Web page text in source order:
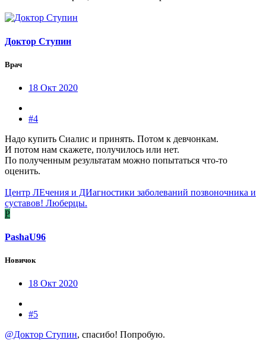
Доктор Ступин
Врач
18 Окт 2020
#4
Надо купить Сиалис и принять. Потом к девчонкам.
И потом нам скажете, получилось или нет.
По полученным результатам можно попытаться что-то
оценить.
Центр ЛЕчения и ДИагностики заболеваний позвоночника и
суставов! Люберцы.
P
PashaU96
Новичок
18 Окт 2020
#5
@Доктор Ступин, спасибо! Попробую.